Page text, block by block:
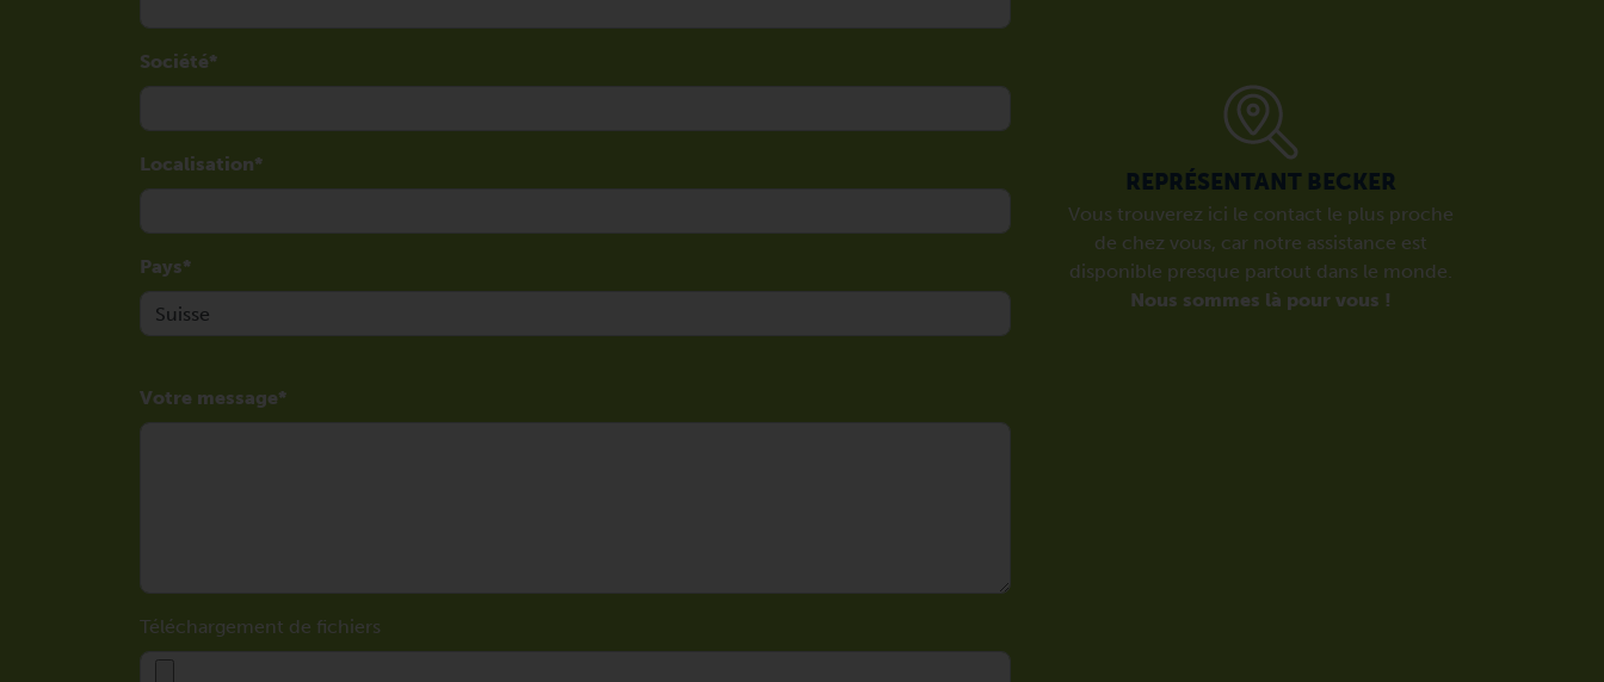
Société
Localisation
Pays
Votre message
Téléchargement de fichiers
REPRÉSENTANT BECKER
Vous trouverez ici le contact le plus proche
de chez vous, car notre assistance est
disponible presque partout dans le monde.
Nous sommes là pour vous !